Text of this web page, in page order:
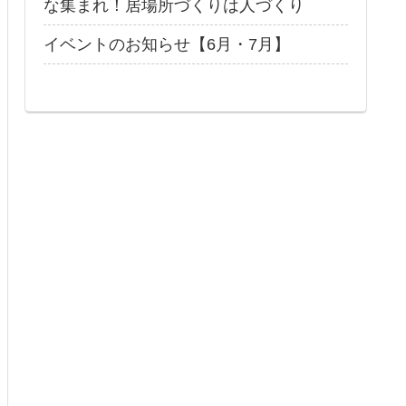
な集まれ！居場所づくりは人づくり
イベントのお知らせ【6月・7月】